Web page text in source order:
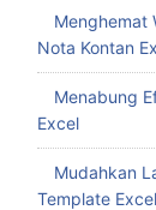
Menghemat
Nota Kontan
Menabung
Excel
Mudahkan
Template Excel